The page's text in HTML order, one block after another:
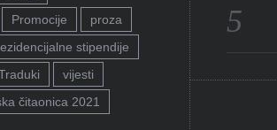
Promocije
proza
stipendije
vijesti
čitaonica 2021